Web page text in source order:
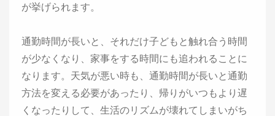
が挙げられます。
通勤時間が長いと、それだけ子どもと触れ合う時間
が少なくなり、家事をする時間にも追われることに
なります。天気が悪い時も、通勤時間が長いと通勤
方法を変える必要があったり、帰りがいつもより遅
くなったりして、生活のリズムが壊れてしまいがち